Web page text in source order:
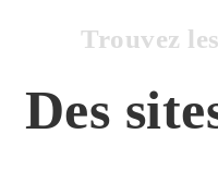
Trouvez
Des